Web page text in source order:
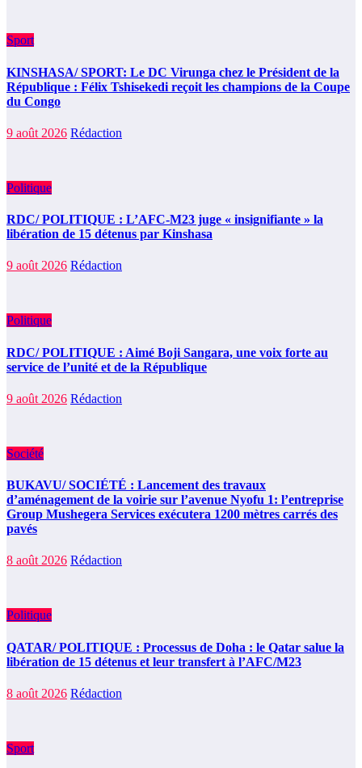
Sport
KINSHASA/ SPORT: Le DC Virunga chez le Président de la
République : Félix Tshisekedi reçoit les champions de la Coupe
du Congo
9 août 2026 Rédaction
Politique
RDC/ POLITIQUE : L’AFC-M23 juge « insignifiante » la
libération de 15 détenus par Kinshasa
9 août 2026 Rédaction
Politique
RDC/ POLITIQUE : Aimé Boji Sangara, une voix forte au
service de l’unité et de la République
9 août 2026 Rédaction
Société
BUKAVU/ SOCIÉTÉ : Lancement des travaux
d’aménagement de la voirie sur l’avenue Nyofu 1: l’entreprise
Group Mushegera Services exécutera 1200 mètres carrés des
pavés
8 août 2026 Rédaction
Politique
QATAR/ POLITIQUE : Processus de Doha : le Qatar salue la
libération de 15 détenus et leur transfert à l’AFC/M23
8 août 2026 Rédaction
Sport